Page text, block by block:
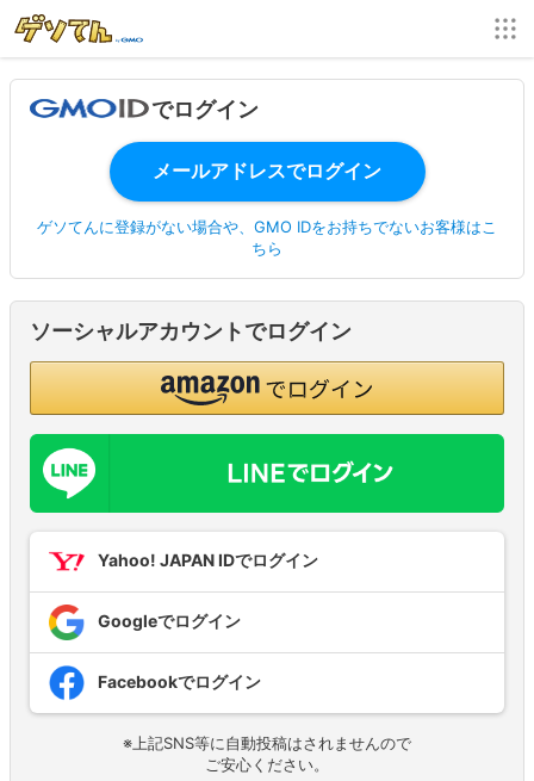
でログイン
ゲソてんに登録がない場合や、GMO IDをお持ちでないお客様はこ
ちら
ソーシャルアカウントでログイン
Yahoo! JAPAN IDでログイン
Googleでログイン
Facebookでログイン
※上記SNS等に自動投稿はされませんので
ご安心ください。